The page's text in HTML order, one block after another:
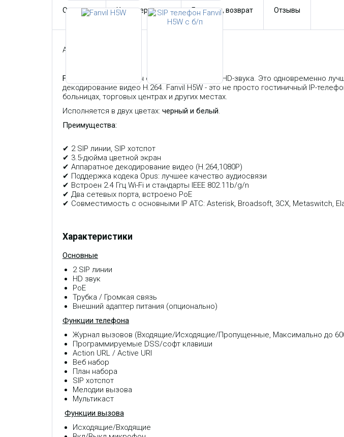
Описание Характеристики Гарантия, возврат Отзывы
Артикул:
Fanvil H5W
- IP-телефон с поддержкой Wi-Fi и HD-звука. Это одновременно
декодирование видео H.264. Fanvil H5W - это не просто гостиничный IP-
больницах, торговых центрах и других местах.
Исполняется в двух цветах: черный и белый.
Преимущества:
✔ 2 SIP линии, SIP хотспот
✔ 3.5-дюйма цветной экран
✔ Аппаратное декодирование видео (H.264,1080P)
✔ Поддержка кодека Opus: лучшее качество аудиосвязи
✔ Встроен 2.4 Ггц Wi-Fi и стандарты IEEE 802.11b/g/n
✔ Два сетевых порта, встроено PoE
✔ Совместимость с основными IP АТС: Asterisk, Broadsoft, 3CX, Metaswitch,
Характеристики
Основные
2 SIP линии
HD звук
PoE
Трубка / Громкая связь
Внешний адаптер питания (опционально)
Функции телефона
Журнал вызовов (Входящие/Исходящие/Пропущенные, Максимально до
Программируемые DSS/софт клавиши
Action URL / Active URI
Веб набор
План набора
SIP хотспот
Мелодии вызова
Мультикаст
Функции вызова
Исходящие/Входящие